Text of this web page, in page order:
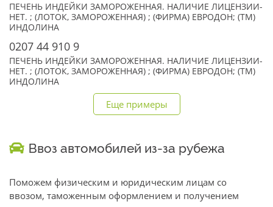
ПЕЧЕНЬ ИНДЕЙКИ ЗАМОРОЖЕННАЯ. НАЛИЧИЕ ЛИЦЕНЗИИ-
НЕТ. ; (ЛОТОК, ЗАМОРОЖЕННАЯ) ; (ФИРМА) ЕВРОДОН; (TM)
ИНДОЛИНА
0207 44 910 9
ПЕЧЕНЬ ИНДЕЙКИ ЗАМОРОЖЕННАЯ. НАЛИЧИЕ ЛИЦЕНЗИИ-
НЕТ. ; (ЛОТОК, ЗАМОРОЖЕННАЯ) ; (ФИРМА) ЕВРОДОН; (TM)
ИНДОЛИНА
Еще примеры
Ввоз автомобилей из-за рубежа
Поможем физическим и юридическим лицам со
ввозом, таможенным оформлением и получением